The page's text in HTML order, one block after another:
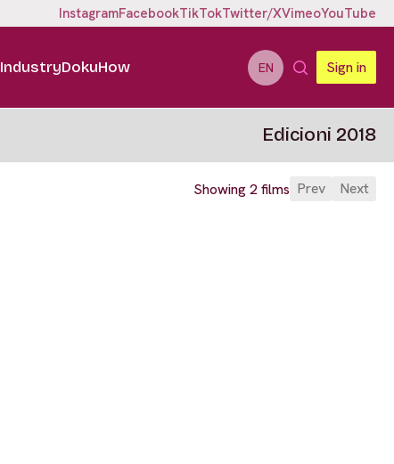
InstagramFacebookTikTokTwitter/XVimeoYouTube
IndustryDokuHow EN Sign in
Edicioni 2018
Showing 2 films Prev Next